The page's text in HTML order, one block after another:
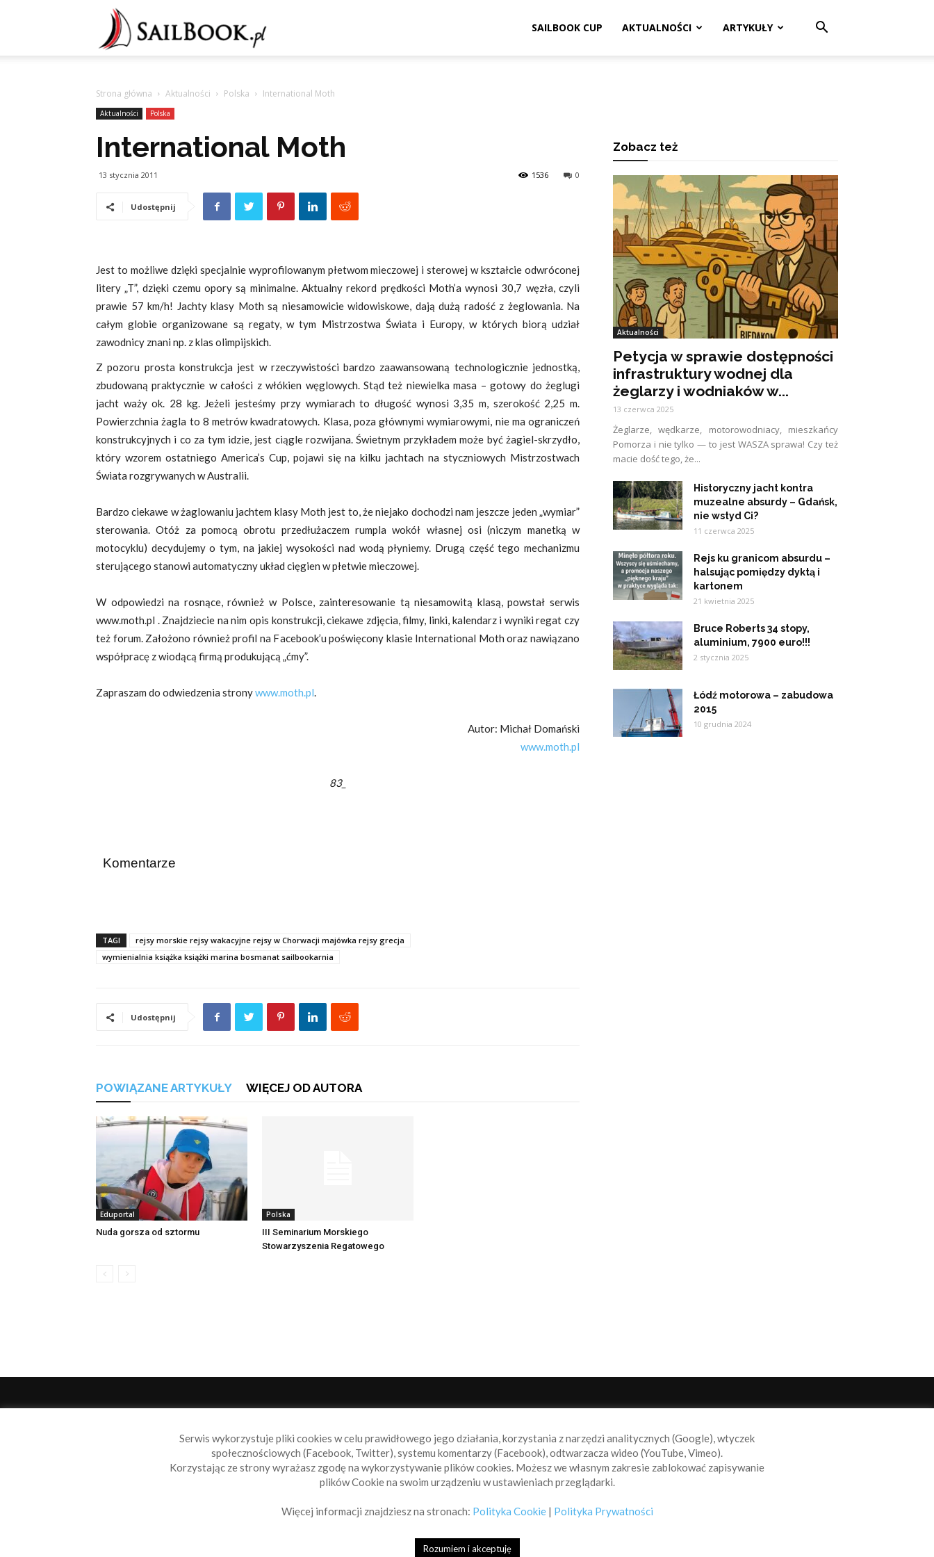
SAILBOOK CUP AKTUALNOŚCI ARTYKUŁY
Strona główna Aktualności Polska International Moth
Aktualności Polska
International Moth
13 stycznia 2011 0
1536
Udostępnij
Jest to możliwe dzięki specjalnie wyprofilowanym płetwom mieczowej i sterowej w kształcie odwróconej
litery „T”, dzięki czemu opory są minimalne. Aktualny rekord prędkości Moth’a wynosi 30,7 węzła, czyli
prawie 57 km/h! Jachty klasy Moth są niesamowicie widowiskowe, dają dużą radość z żeglowania. Na
całym globie organizowane są regaty, w tym Mistrzostwa Świata i Europy, w których biorą udział
zawodnicy znani np. z klas olimpijskich.
Z pozoru prosta konstrukcja jest w rzeczywistości bardzo zaawansowaną technologicznie jednostką,
zbudowaną praktycznie w całości z włókien węglowych. Stąd też niewielka masa – gotowy do żeglugi
jacht waży ok. 28 kg. Jeżeli jesteśmy przy wymiarach to długość wynosi 3,35 m, szerokość 2,25 m.
Powierzchnia żagla to 8 metrów kwadratowych. Klasa, poza głównymi wymiarowymi, nie ma ograniczeń
konstrukcyjnych i co za tym idzie, jest ciągle rozwijana. Świetnym przykładem może być żagiel-skrzydło,
który wzorem ostatniego America’s Cup, pojawi się na kilku jachtach na styczniowych Mistrzostwach
Świata rozgrywanych w Australii.
Bardzo ciekawe w żaglowaniu jachtem klasy Moth jest to, że niejako dochodzi nam jeszcze jeden „wymiar”
sterowania. Otóż za pomocą obrotu przedłużaczem rumpla wokół własnej osi (niczym manetką w
motocyklu) decydujemy o tym, na jakiej wysokości nad wodą płyniemy. Drugą część tego mechanizmu
sterującego stanowi automatyczny układ cięgien w płetwie mieczowej.
W odpowiedzi na rosnące, również w Polsce, zainteresowanie tą niesamowitą klasą, powstał serwis
www.moth.pl . Znajdziecie na nim opis konstrukcji, ciekawe zdjęcia, filmy, linki, kalendarz i wyniki regat czy
też forum. Założono również profil na Facebook’u poświęcony klasie International Moth oraz nawiązano
współpracę z wiodącą firmą produkującą „ćmy”.
Zapraszam do odwiedzenia stronywww.moth.pl.
Autor: Michał Domański
www.moth.pl
83_
Komentarze
TAGI
rejsy morskie rejsy wakacyjne rejsy w Chorwacji majówka rejsy grecja
wymienialnia książka książki marina bosmanat sailbookarnia
Udostępnij
POWIĄZANE ARTYKUŁY WIĘCEJ OD AUTORA
Eduportal
Nuda gorsza od sztormu
Polska
III Seminarium Morskiego
Stowarzyszenia Regatowego
Zobacz też
Aktualności
Petycja w sprawie dostępności
infrastruktury wodnej dla
żeglarzy i wodniaków w...
13 czerwca 2025
Żeglarze, wędkarze, motorowodniacy, mieszkańcy
Pomorza i nie tylko — to jest WASZA sprawa! Czy też
macie dość tego, że...
Historyczny jacht kontra
muzealne absurdy – Gdańsk,
nie wstyd Ci?
11 czerwca 2025
Rejs ku granicom absurdu –
halsując pomiędzy dyktą i
kartonem
21 kwietnia 2025
Bruce Roberts 34 stopy,
aluminium, 7900 euro!!!
2 stycznia 2025
Łódź motorowa – zabudowa
2015
10 grudnia 2024
Sailbook.pl to miejsce dla wszystkich, którzy szukają aktualnych
wiadomości ze świata żeglarstwa, świata motorowodniactwa i
nie tylko.
Skontaktuj się z nami:info@sailbook.pl
Serwis wykorzystuje pliki cookies w celu prawidłowego jego działania, korzystania z narzędzi analitycznych (Google), wtyczek
społecznościowych (Facebook, Twitter), systemu komentarzy (Facebook), odtwarzacza wideo (YouTube, Vimeo).
Korzystając ze strony wyrażasz zgodę na wykorzystywanie plików cookies. Możesz we własnym zakresie zablokować zapisywanie
plików Cookie na swoim urządzeniu w ustawieniach przeglądarki.
Więcej informacji znajdziesz na stronach: Polityka Cookie| Polityka Prywatności
Rozumiem i akceptuję